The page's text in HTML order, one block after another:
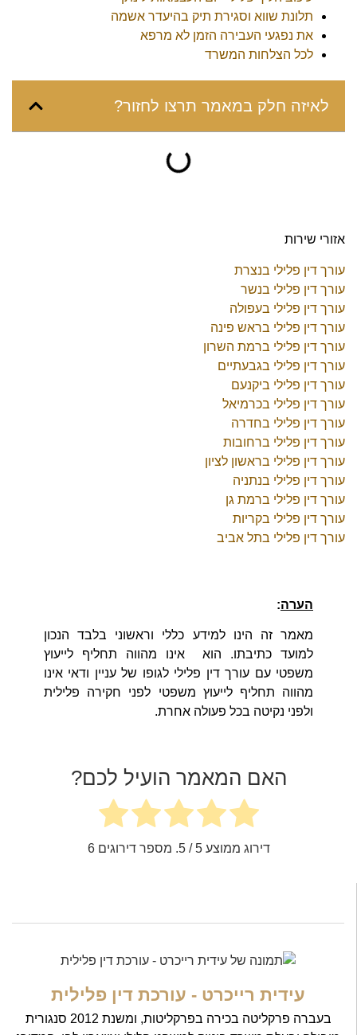
תלונת שווא וסגירת תיק בהיעדר אשמה
את נפגעי העבירה הזמן לא מרפא
לכל הצלחות המשרד
לאיזה חלק במאמר תרצו לחזור?
אזורי שירות
עורך דין פלילי בנצרת
עורך דין פלילי בנשר
עורך דין פלילי בעפולה
עורך דין פלילי בראש פינה
עורך דין פלילי ברמת השרון
עורך דין פלילי בגבעתיים
עורך דין פלילי ביקנעם
עורך דין פלילי בכרמיאל
עורך דין פלילי בחדרה
עורך דין פלילי ברחובות
עורך דין פלילי בראשון לציון
עורך דין פלילי בנתניה
עורך דין פלילי ברמת גן
עורך דין פלילי בקריות
עורך דין פלילי בתל אביב
הערה:
מאמר זה הינו למידע כללי וראשוני בלבד הנכון
למועד כתיבתו. הוא אינו מהווה תחליף לייעוץ
משפטי עם עורך דין פלילי לגופו של עניין ודאי אינו
מהווה תחליף לייעוץ משפטי לפני חקירה פלילית
ולפני נקיטה בכל פעולה אחרת.
האם המאמר הועיל לכם?
דירוג ממוצע5/ 5. מספר דירוגים 6
עידית רייכרט - עורכת דין פלילית
בעברה פרקליטה בכירה בפרקליטות, ומשנת 2012 סנגורית